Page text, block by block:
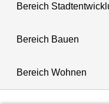
Bereich
Bereich Bauen
Bereich Wohnen